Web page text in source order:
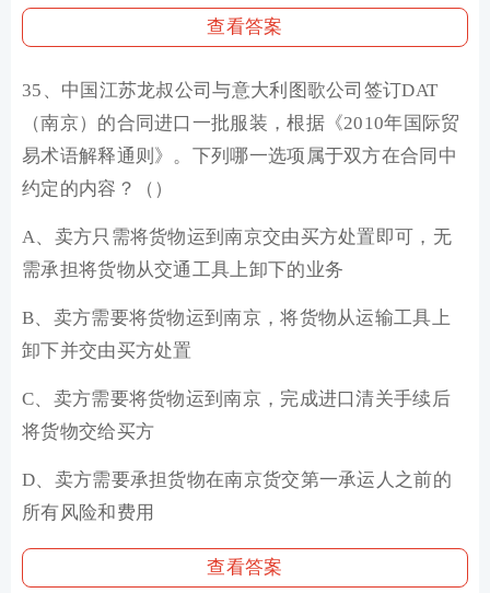
查看答案
35、中国江苏龙叔公司与意大利图歌公司签订DAT
（南京）的合同进口一批服装，根据《2010年国际贸
易术语解释通则》。下列哪一选项属于双方在合同中
约定的内容？（）
A、卖方只需将货物运到南京交由买方处置即可，无
需承担将货物从交通工具上卸下的业务
B、卖方需要将货物运到南京，将货物从运输工具上
卸下并交由买方处置
C、卖方需要将货物运到南京，完成进口清关手续后
将货物交给买方
D、卖方需要承担货物在南京货交第一承运人之前的
所有风险和费用
查看答案